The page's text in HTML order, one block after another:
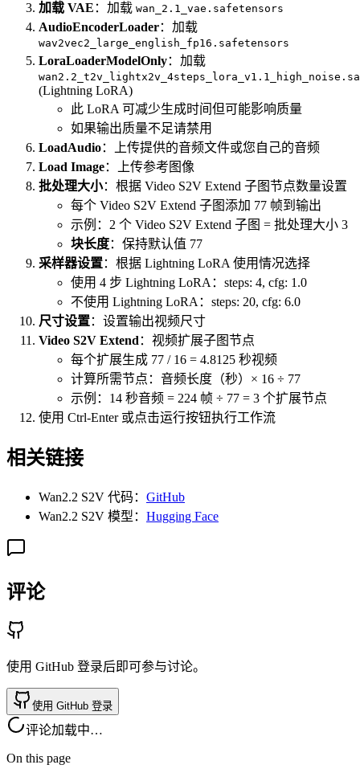
加载 VAE ：加载 wan_2.1_vae.safetensors
AudioEncoderLoader：加载
wav2vec2_large_english_fp16.safetensors
LoraLoaderModelOnly：加载
(Lightning LoRA)
此 LoRA 可减少生成时间但可能影响质量
如果输出质量不足请禁用
LoadAudio：上传提供的音频文件或您自己的音频
Load Image：上传参考图像
批处理大小：根据 Video S2V Extend 子图节点数量设置
每个 Video S2V Extend 子图添加 77 帧到输出
示例：2 个 Video S2V Extend 子图 = 批处理大小 3
块长度：保持默认值 77
采样器设置：根据 Lightning LoRA 使用情况选择
使用 4 步 Lightning LoRA：steps: 4, cfg: 1.0
不使用 Lightning LoRA：steps: 20, cfg: 6.0
尺寸设置：设置输出视频尺寸
Video S2V Extend ：视频扩展子图节点
每个扩展生成 77 / 16 = 4.8125 秒视频
计算所需节点：音频长度（秒）× 16 ÷ 77
示例：14 秒音频 = 224 帧 ÷ 77 = 3 个扩展节点
使用 Ctrl-Enter 或点击运行按钮执行工作流
相关链接
Wan2.2 S2V 代码： GitHub
Wan2.2 S2V 模型： Hugging Face
评论
使用 GitHub 登录后即可参与讨论。
使用 GitHub 登录
评论加载中…
On this page